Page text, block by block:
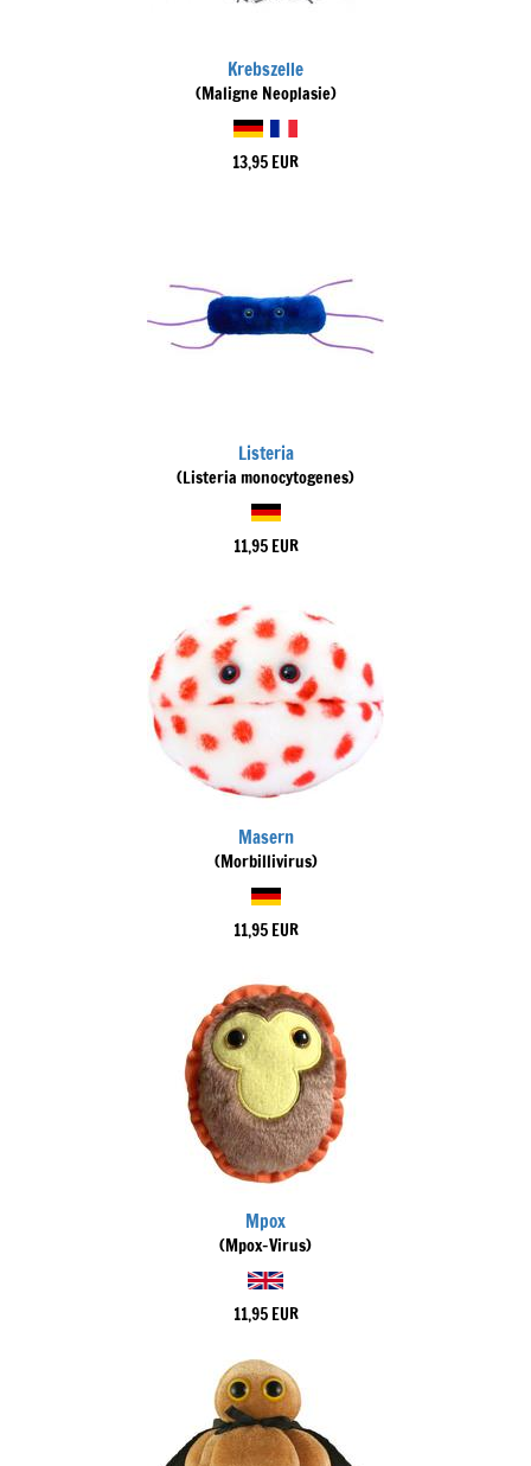
Krebszelle
(Maligne Neoplasie)
13,95 EUR
Listeria
(Listeria monocytogenes)
11,95 EUR
Masern
(Morbillivirus)
11,95 EUR
Mpox
(Mpox-Virus)
11,95 EUR